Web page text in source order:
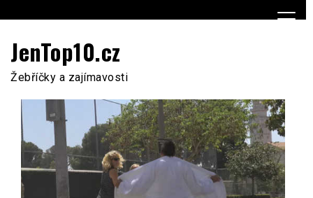
to
JenTop10.cz
Žebříčky a zajímavosti